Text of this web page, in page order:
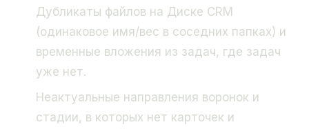
Дубликаты файлов на Диске CRM
(одинаковое имя/вес в соседних папках) и
временные вложения из задач, где задач
уже нет.
Неактуальные направления воронок и
стадии, в которых нет карточек и